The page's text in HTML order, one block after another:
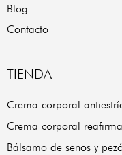
Blog
Contacto
TIENDA
Crema corporal
Crema corporal
Bálsamo de senos y